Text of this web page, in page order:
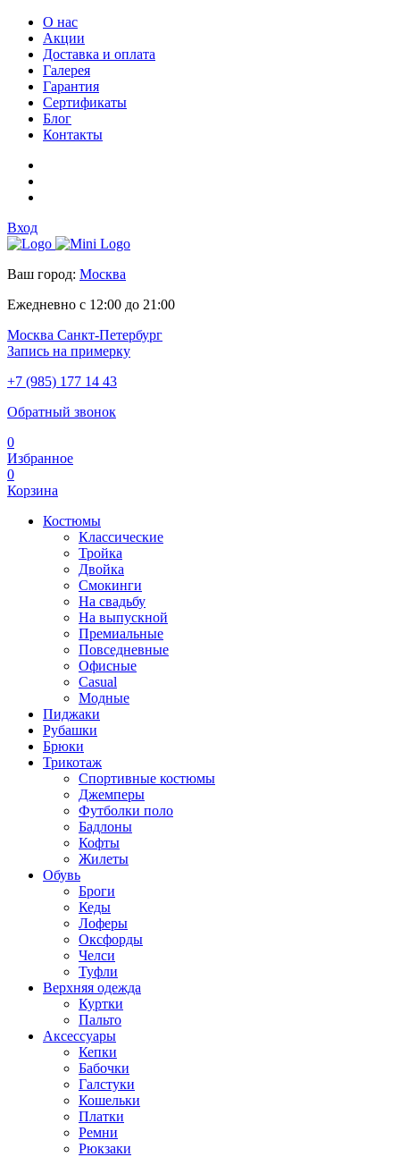
О нас
Акции
Доставка и оплата
Галерея
Гарантия
Сертификаты
Блог
Контакты
Вход
Ваш город: Москва
Ежедневно с 12:00 до 21:00
Москва Санкт-Петербург
Запись на примерку
+7 (985) 177 14 43
Обратный звонок
0
Избранное
0
Корзина
Костюмы
Классические
Тройка
Двойка
Смокинги
На свадьбу
На выпускной
Премиальные
Повседневные
Офисные
Casual
Модные
Пиджаки
Рубашки
Брюки
Трикотаж
Спортивные костюмы
Джемперы
Футболки поло
Бадлоны
Кофты
Жилеты
Обувь
Броги
Кеды
Лоферы
Оксфорды
Челси
Туфли
Верхняя одежда
Куртки
Пальто
Аксессуары
Кепки
Бабочки
Галстуки
Кошельки
Платки
Ремни
Рюкзаки